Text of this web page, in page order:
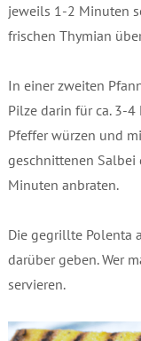
jeweils 1-2 Minuten
frischen Thymian
In einer zweiten
Pilze darin für ca. 3-
Pfeffer würzen und
geschnittenen
Minuten anbraten.
Die gegrillte Polenta
darüber geben. Wer
servieren.